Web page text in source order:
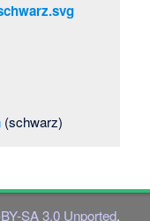
(schwarz)
SA 3.0 Unported.